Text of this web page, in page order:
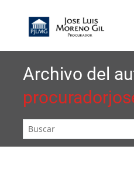
Archivo del